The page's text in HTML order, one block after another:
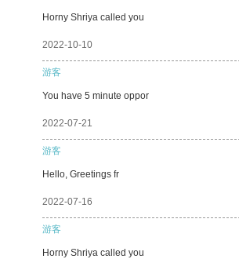
Horny Shriya called you
2022-10-10
游客
You have 5 minute oppor
2022-07-21
游客
Hello, Greetings fr
2022-07-16
游客
Horny Shriya called you